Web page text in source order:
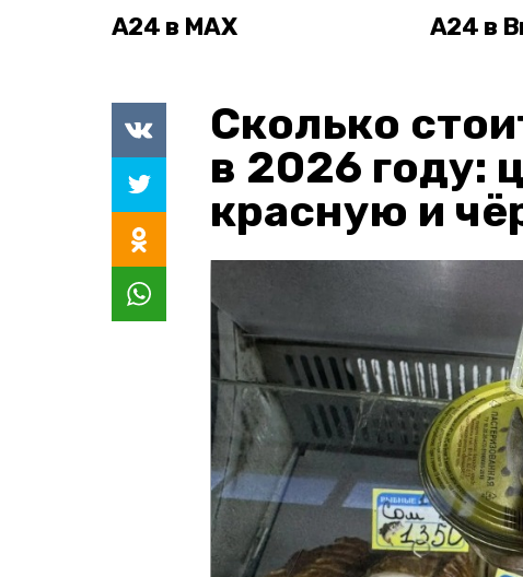
А24 в MAX А24 в
Сколько
в 2026 году:
красную и